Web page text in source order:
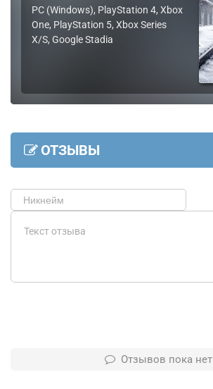
PC (Windows), PlayStation 4, Xbox
One, PlayStation 5, Xbox Series
X/S, Google Stadia
ОТЗЫВЫ
Отзывов пока нет